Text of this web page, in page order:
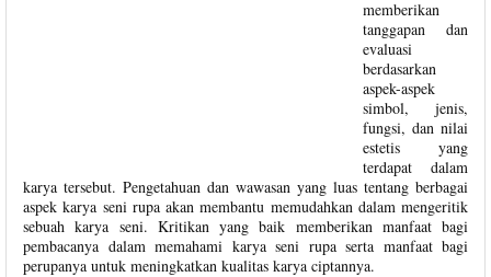
memberikan
tanggapan dan
evaluasi
berdasarkan
aspek-aspek
simbol, jenis,
fungsi, dan nilai
estetis yang
terdapat dalam
karya tersebut. Pengetahuan dan wawasan yang luas tentang berbagai
aspek karya seni rupa akan membantu memudahkan dalam mengeritik
sebuah karya seni. Kritikan yang baik memberikan manfaat bagi
pembacanya dalam memahami karya seni rupa serta manfaat bagi
perupanya untuk meningkatkan kualitas karya ciptannya.